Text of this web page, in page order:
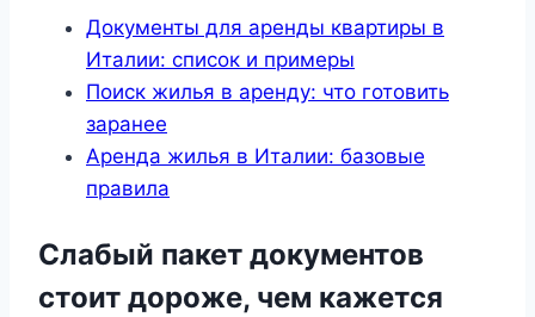
Документы для аренды квартиры в
Италии: список и примеры
Поиск жилья в аренду: что готовить
заранее
Аренда жилья в Италии: базовые
правила
Слабый пакет документов
стоит дороже, чем кажется